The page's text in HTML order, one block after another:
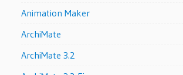
Animation Maker
ArchiMate
ArchiMate 3.2